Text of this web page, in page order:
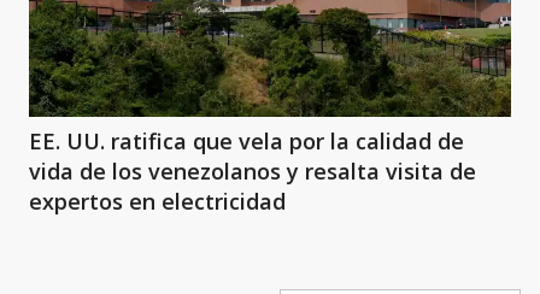
EE. UU. ratifica que vela por la calidad de
vida de los venezolanos y resalta visita de
expertos en electricidad